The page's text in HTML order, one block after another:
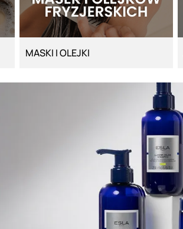
MASKI I OLEJKI